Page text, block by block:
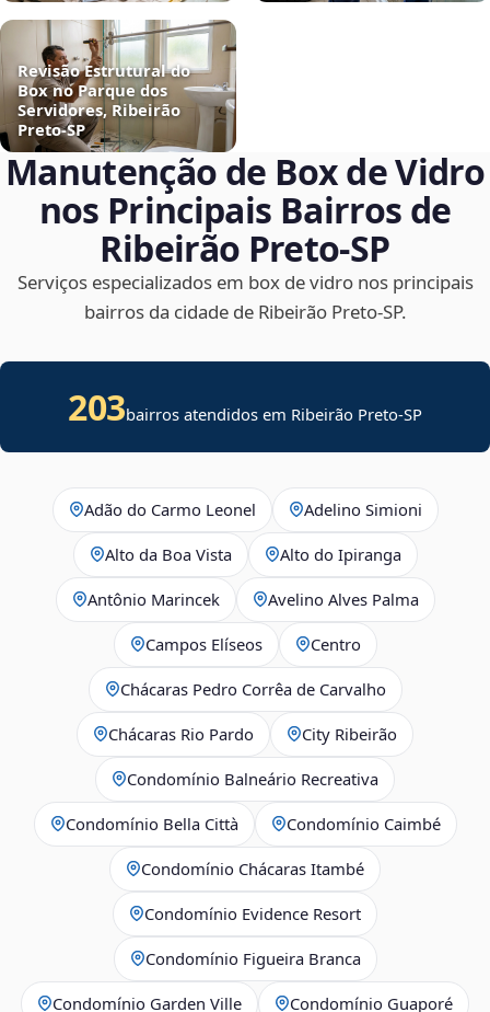
Revisão Estrutural do
Box no Parque dos
Servidores, Ribeirão
Preto‑SP
Manutenção de Box de Vidro
nos Principais Bairros de
Ribeirão Preto‑SP
Serviços especializados em box de vidro nos principais
bairros da cidade de Ribeirão Preto‑SP.
203bairros atendidos em Ribeirão Preto-SP
Adão do Carmo Leonel Adelino Simioni
Alto da Boa Vista Alto do Ipiranga
Antônio Marincek Avelino Alves Palma
Campos Elíseos Centro
Chácaras Pedro Corrêa de Carvalho
Chácaras Rio Pardo City Ribeirão
Condomínio Balneário Recreativa
Condomínio Bella Città Condomínio Caimbé
Condomínio Chácaras Itambé
Condomínio Evidence Resort
Condomínio Figueira Branca
Condomínio Garden Ville Condomínio Guaporé